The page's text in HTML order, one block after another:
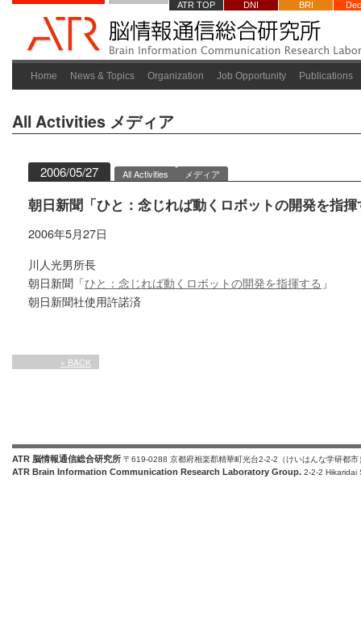
ATR TOP DNI BRI
Home News & Topics Organization Job Opportunity Publications
All Activities メディア
2006/05/27 All Activities メディア
朝日新聞「ひと：念じれば動くロボットの開発を指
2006年5月27日
川人光男所長
朝日新聞「ひと：念じれば動くロボットの開発を指揮する 」
朝日新聞社使用許諾済
« BACK
ATR 脳情報通信総合研究所 〒619-0288 京都府相楽郡精華町光台2-2-2（けいはんな学研都市
ATR Brain Information Communication Research Laboratory Group. 2-2-2 Hikaridai